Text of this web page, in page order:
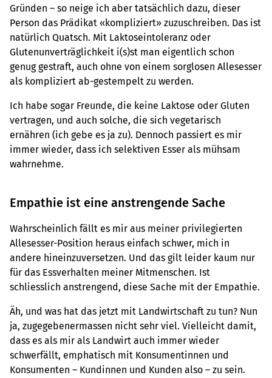
Gründen – so neige ich aber tatsächlich dazu, dieser
Person das Prädikat «kompliziert» zuzuschreiben. Das ist
natürlich Quatsch. Mit Laktoseintoleranz oder
Glutenunverträglichkeit i(s)st man eigentlich schon
genug gestraft, auch ohne von einem sorglosen Allesesser
als kompliziert ab-gestempelt zu werden.
Ich habe sogar Freunde, die keine Laktose oder Gluten
vertragen, und auch solche, die sich vegetarisch
ernähren (ich gebe es ja zu). Dennoch passiert es mir
immer wieder, dass ich selektiven Esser als mühsam
wahrnehme.
Empathie ist eine anstrengende Sache
Wahrscheinlich fällt es mir aus meiner privilegierten
Allesesser-Position heraus einfach schwer, mich in
andere hineinzuversetzen. Und das gilt leider kaum nur
für das Essverhalten meiner Mitmenschen. Ist
schliesslich anstrengend, diese Sache mit der Empathie.
Äh, und was hat das jetzt mit Landwirtschaft zu tun? Nun
ja, zugegebenermassen nicht sehr viel. Vielleicht damit,
dass es als mir als Landwirt auch immer wieder
schwerfällt, emphatisch mit Konsumentinnen und
Konsumenten – Kundinnen und Kunden also – zu sein.